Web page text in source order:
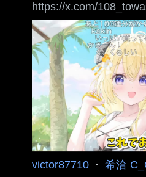
https://x.com/
0910574751 應該是課
齁夢的話 算不算是把
victor87710 · 希洽